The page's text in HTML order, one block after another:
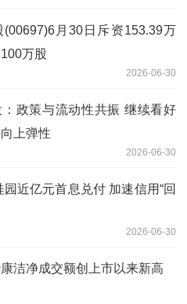
(00697)6月30日斥资153.39万
万股
2026-06-30
：政策与流动性共振 继续看好
上弹性
2026-06-30
园近亿元首息兑付 加速信用“回
2026-06-30
洁净成交额创上市以来新高